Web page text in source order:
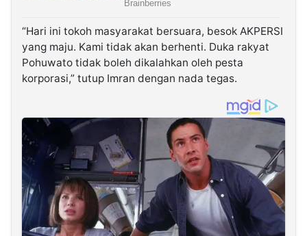
“Hari ini tokoh masyarakat bersuara, besok AKPERSI
yang maju. Kami tidak akan berhenti. Duka rakyat
Pohuwato tidak boleh dikalahkan oleh pesta
korporasi,” tutup Imran dengan nada tegas.